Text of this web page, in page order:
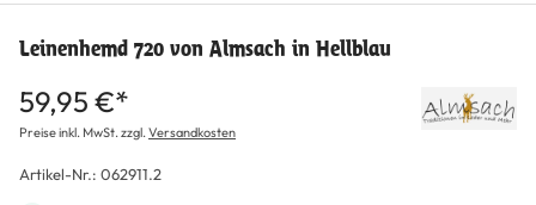
Leinenhemd 720 von Almsach in Hellblau
59,95 €*
Preise inkl. MwSt. zzgl.Versandkosten
Artikel-Nr.: 062911.2